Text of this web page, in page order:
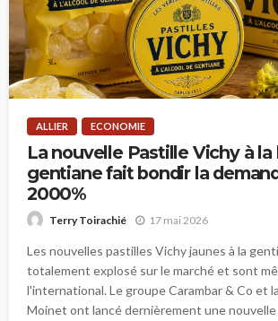
ALLIER ECONOMIE
La nouvelle Pastille Vichy à la
gentiane fait bondir la
2000%
Terry Toirachié 17 mai 2026
Les nouvelles pastilles Vichy jaunes à la
totalement explosé sur le marché et sont
l'international. Le groupe Carambar & Co et
Moinet ont lancé dernièrement une